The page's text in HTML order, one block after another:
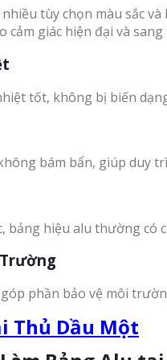
nhiều tùy chọn màu sắc
cảm giác hiện đại và
tốt, không bị biến
bám bẩn, giúp duy
bảng hiệu alu thường
phần bảo vệ môi